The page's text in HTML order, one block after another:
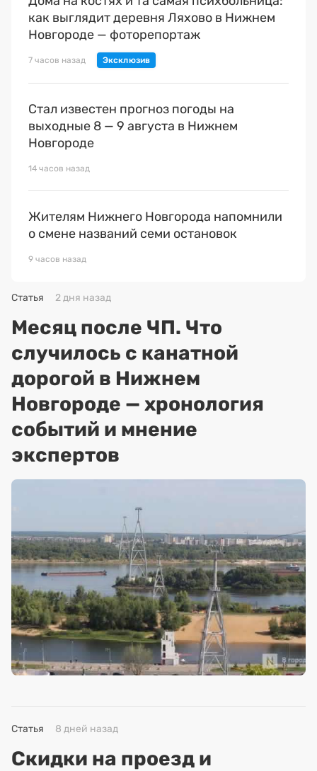
как выглядит деревня Ляхово в Нижнем
Новгороде — фоторепортаж
7 часов назад
Стал известен прогноз погоды на
выходные 8 — 9 августа в Нижнем
Новгороде
14 часов назад
Жителям Нижнего Новгорода напомнили
о смене названий семи остановок
9 часов назад
Статья 2 дня назад
Месяц после ЧП. Что
случилось с канатной
дорогой в Нижнем
Новгороде — хронология
событий и мнение
экспертов
Статья 8 дней назад
Скидки на проезд и